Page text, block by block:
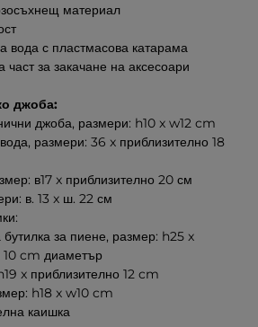
материал
вода с пластмасова катарама
част за закачане на аксесоари
джоба:
джоба, размери: h10 x w12 cm
размери: 36 x приблизително 18
в17 x приблизително 20 см
в. 13 x ш. 22 см
за пиене, размер: h25 x
10 cm диаметър
x приблизително 12 cm
h18 x w10 cm
каишка